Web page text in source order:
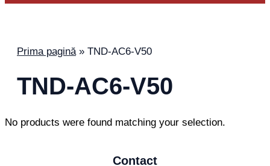
Prima pagină» TND-AC6-V50
TND-AC6-V50
No products were found matching your selection.
Contact